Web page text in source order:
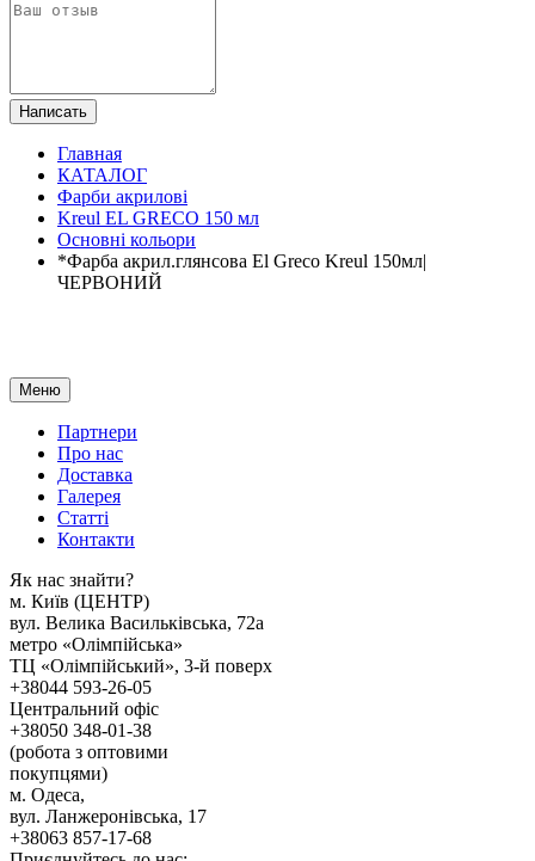
Написать
Главная
КАТАЛОГ
Фарби акрилові
Kreul EL GRECO 150 мл
Основні кольори
*Фарба акрил.глянсова El Greco Kreul 150мл|
ЧЕРВОНИЙ
Меню
Партнери
Про нас
Доставка
Галерея
Статтi
Контакти
Як наc знайти?
м. Киïв (ЦЕНТР)
вул. Велика Васильківська, 72а
метро «Олімпійська»
ТЦ «Олімпійський», 3-й поверх
+38044 593-26-05
Центральний офіс
+38050 348-01-38
(робота з оптовими
покупцями)
м. Одеса,
вул. Ланжеронівська, 17
+38063 857-17-68